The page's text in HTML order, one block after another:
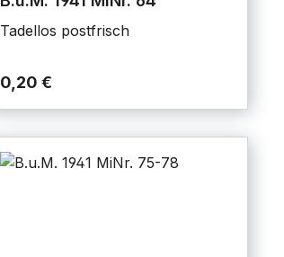
Tadellos postfrisch
0,20 €